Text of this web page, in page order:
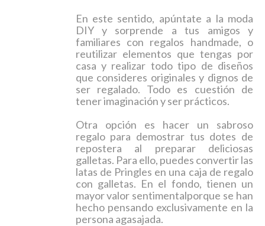
En este sentido, apúntate a la moda
DIYy sorprende a tus amigos y
familiares con regalos handmade, o
reutilizar elementos que tengas por
casa y realizar todo tipo de diseños
que consideres originales y dignos de
ser regalado. Todo es cuestión de
tener imaginación y ser prácticos.
Otra opción es hacer un sabroso
regalo para demostrar tus dotes de
repostera al preparar deliciosas
galletas. Para ello, puedes convertir las
latas de Pringles en una caja de regalo
con galletas. En el fondo, tienen un
mayor valor sentimentalporque se han
hecho pensando exclusivamente en la
persona agasajada.